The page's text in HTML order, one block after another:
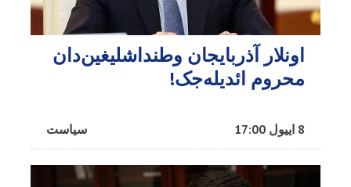
اونلار آذربایجان وطنداشلیغین‌دان
محروم ائدیله‌جک!
سیاست 8 اییول 17:00